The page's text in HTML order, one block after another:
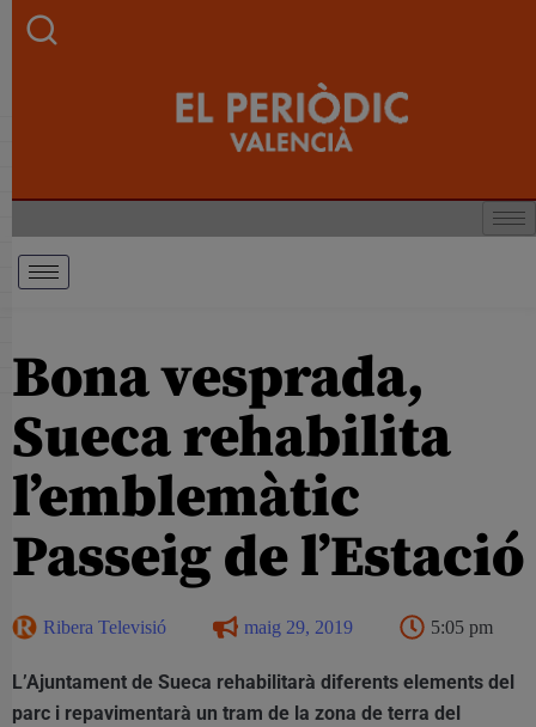
Bona vesprada,
Sueca rehabilita
l’emblemàtic
Passeig de l’Estació
Ribera Televisió maig 29, 2019 5:05 pm
L’Ajuntament de Sueca rehabilitarà diferents elements del
parc i repavimentarà un tram de la zona de terra del